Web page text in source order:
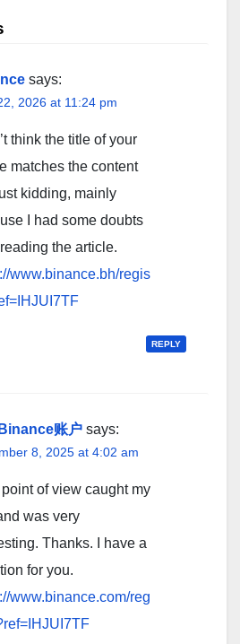
says:
2026 at 11:24 pm
think the title of your
matches the content
kidding, mainly
I had some doubts
the article.
www.binance.bh/regis
REPLY
账户 says:
8, 2025 at 4:02 am
of view caught my
was very
Thanks. I have a
for you.
www.binance.com/reg